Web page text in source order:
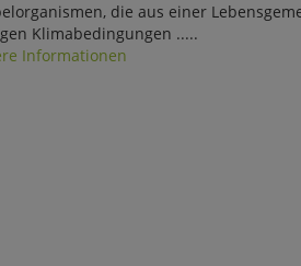
die aus einer
Klimabedingungen .....
Informationen